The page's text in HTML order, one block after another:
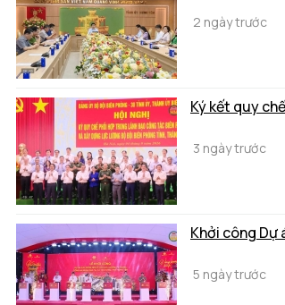
2 ngày trước
Ký kết quy
3 ngày trước
Khởi công Dự
5 ngày trước